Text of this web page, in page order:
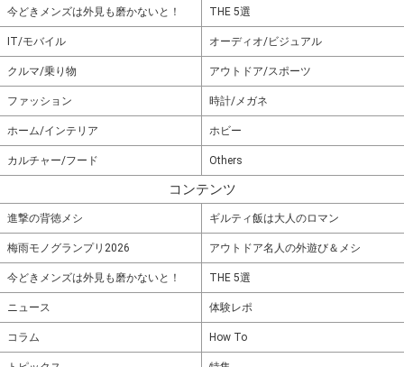
今どきメンズは外見も磨かないと！ THE 5選
IT/モバイル オーディオ/ビジュアル
クルマ/乗り物 アウトドア/スポーツ
ファッション 時計/メガネ
ホーム/インテリア ホビー
カルチャー/フード Others
コンテンツ
進撃の背徳メシ ギルティ飯は大人のロマン
梅雨モノグランプリ2026 アウトドア名人の外遊び＆メシ
今どきメンズは外見も磨かないと！ THE 5選
ニュース 体験レポ
コラム How To